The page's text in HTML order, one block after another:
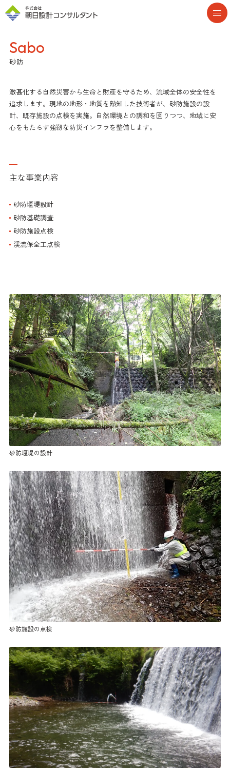
Sabo
砂防
激甚化する自然災害から生命と財産を守るため、流域全体の安全性を
追求します。現地の地形・地質を熟知した技術者が、砂防施設の設
計、既存施設の点検を実施。自然環境との調和を図りつつ、地域に安
心をもたらす強靭な防災インフラを整備します。
主な事業内容
砂防堰堤設計
砂防基礎調査
砂防施設点検
渓流保全工点検
砂防堰堤の設計
砂防施設の点検